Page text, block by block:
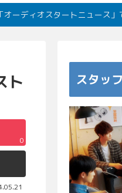
ーディオスタートニュース」
ト
0
スタッ